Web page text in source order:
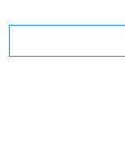
byť skutočným